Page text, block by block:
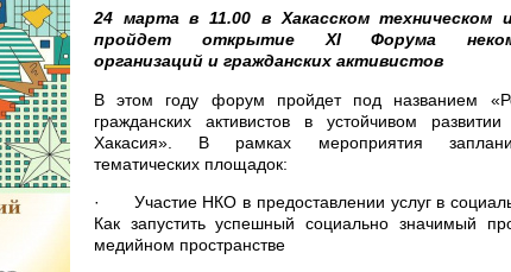
24 марта в 11.00 в Хакасском техническом
пройдет открытие XI Форума
организаций и гражданских активистов
В этом году форум пройдет под названием
гражданских активистов в устойчивом развитии
Хакасия». В рамках мероприятия
тематических площадок:
· Участие НКО в предоставлении услуг в
Как запустить успешный социально значимый
медийном пространстве